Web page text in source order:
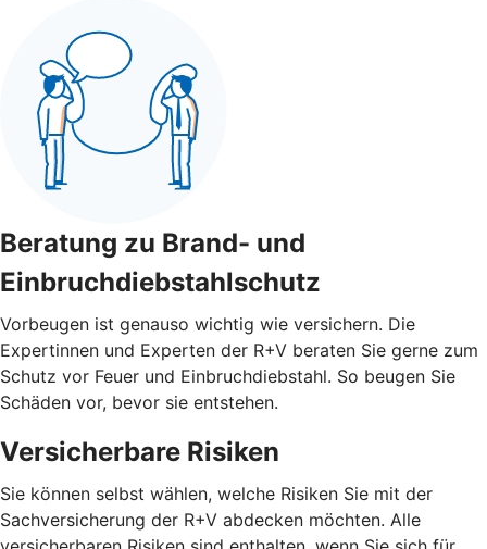
Beratung zu Brand- und
Einbruchdiebstahlschutz
Vorbeugen ist genauso wichtig wie versichern. Die
Expertinnen und Experten der R+V beraten Sie gerne zum
Schutz vor Feuer und Einbruchdiebstahl. So beugen Sie
Schäden vor, bevor sie entstehen.
Versicherbare Risiken
Sie können selbst wählen, welche Risiken Sie mit der
Sachversicherung der R+V abdecken möchten. Alle